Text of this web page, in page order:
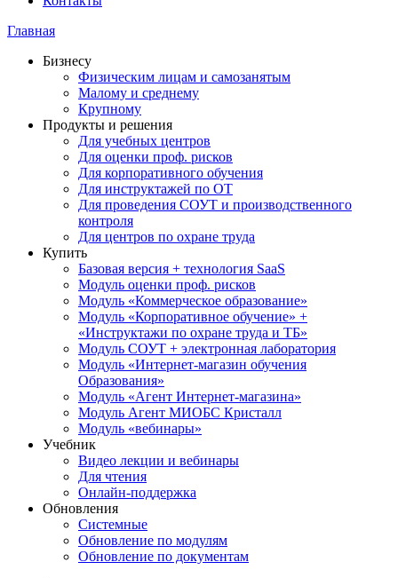
Главная
Бизнесу
Физическим лицам и самозанятым
Малому и среднему
Крупному
Продукты и решения
Для учебных центров
Для оценки проф. рисков
Для корпоративного обучения
Для инструктажей по ОТ
Для проведения СОУТ и производственного
контроля
Для центров по охране труда
Купить
Базовая версия + технология SaaS
Модуль оценки проф. рисков
Модуль «Коммерческое образование»
Модуль «Корпоративное обучение» +
«Инструктажи по охране труда и ТБ»
Модуль СОУТ + электронная лаборатория
Модуль «Интернет-магазин обучения
Образования»
Модуль «Агент Интернет-магазина»
Модуль Агент МИОБС Кристалл
Модуль «вебинары»
Учебник
Видео лекции и вебинары
Для чтения
Онлайн-поддержка
Обновления
Системные
Обновление по модулям
Обновление по документам